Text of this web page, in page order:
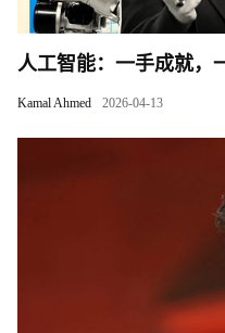
人工智能：一手成就，
Kamal Ahmed 2026-04-13